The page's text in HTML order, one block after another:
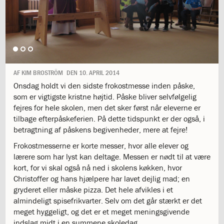
days
of
giving
1.13:
Move
it!
1.14:
Ucycle
We
cycle
Recycle
1.15:
Historie
1.16:
Bombningen
af
Institut
Jeanne
d’Arc
1.17:
Markering
af
AF KIM BROSTRÖM DEN 10. APRIL 2014
Onsdag holdt vi den sidste frokostmesse inden påske,
som er vigtigste kristne højtid. Påske bliver selvfølgelig
fejres for hele skolen, men det sker først når eleverne er
tilbage efterpåskeferien. På dette tidspunkt er der også, i
betragtning af påskens begivenheder, mere at fejre!
Frokostmesserne er korte messer, hvor alle elever og
lærere som har lyst kan deltage. Messen er nødt til at være
kort, for vi skal også nå ned i skolens køkken, hvor
Christoffer og hans hjælpere har lavet dejlig mad; en
gryderet eller måske pizza. Det hele afvikles i et
almindeligt spisefrikvarter. Selv om det går stærkt er det
meget hyggeligt, og det er et meget meningsgivende